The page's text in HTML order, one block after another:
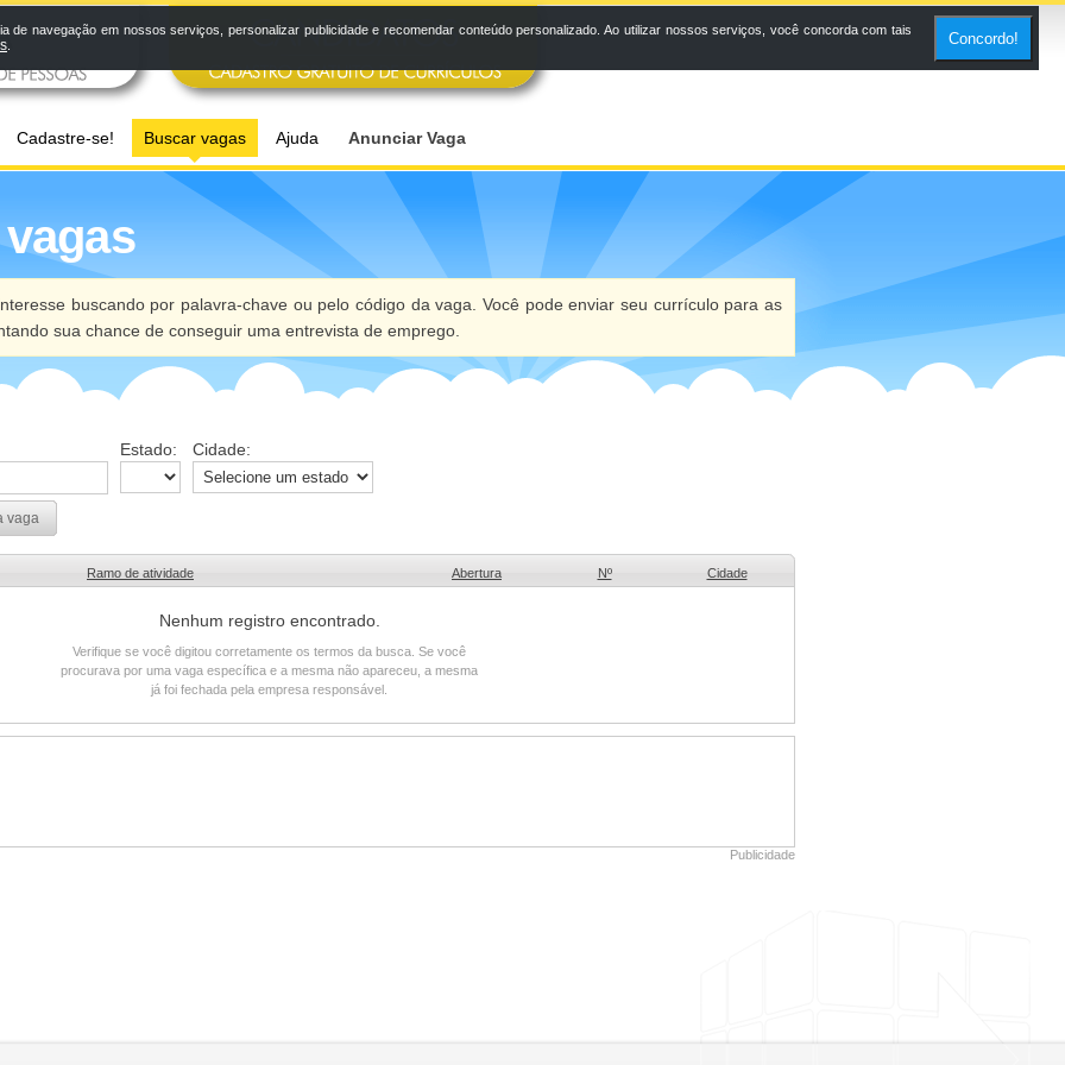
Cadastre-se! Buscar vagas Ajuda Anunciar Vaga
buscando por palavra-chave ou pelo código da vaga. Você pode enviar seu currículo para as
sua chance de conseguir uma entrevista de emprego.
Estado: Cidade:
vaga
Ramo de atividade Abertura Nº Cidade
Nenhum registro encontrado.
Verifique se você digitou corretamente os termos da busca. Se você
procurava por uma vaga específica e a mesma não apareceu, a mesma
já foi fechada pela empresa responsável.
Publicidade
navegação em nossos serviços, personalizar publicidade e recomendar conteúdo personalizado. Ao utilizar nossos serviços, você concorda com tais
Concordo!